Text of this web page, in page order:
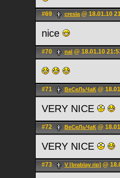
#69 cresla@ 18.01.10
nice
#70 nal @ 18.01.10
#71 ВеСеЛьЧаК @
VERY NICE
#72 ВеСеЛьЧаК @
VERY NICE
#73 V [brablay rip] @